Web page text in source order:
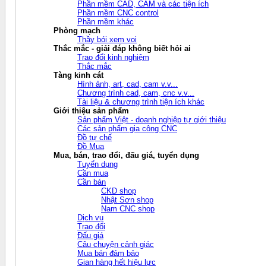
Phần mềm CAD, CAM và các tiện ích
Phần mềm CNC control
Phần mềm khác
Phòng mạch
Thầy bói xem voi
Thắc mắc - giải đáp không biết hỏi ai
Trao đổi kinh nghiệm
Thắc mắc
Tàng kinh cát
Hình ảnh, art, cad, cam v.v...
Chương trình cad, cam, cnc v.v...
Tài liệu & chương trình tiện ích khác
Giới thiệu sản phẩm
Sản phẩm Việt - doanh nghiệp tự giới thiệu
Các sản phẩm gia công CNC
Đồ tự chế
Đồ Mua
Mua, bán, trao đổi, đấu giá, tuyển dụng
Tuyển dụng
Cần mua
Cần bán
CKD shop
Nhật Sơn shop
Nam CNC shop
Dịch vụ
Trao đổi
Đấu giá
Câu chuyện cảnh giác
Mua bán đảm bảo
Gian hàng hết hiệu lực